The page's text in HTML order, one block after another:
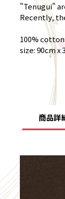
"Tenugui"
Recently,
100% cotton
size: 90cm x
商品詳